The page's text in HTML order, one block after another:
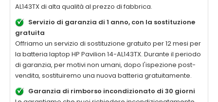
AL143TXdi alta qualità al prezzo di fabbrica.
Servizio di garanzia di 1 anno, con la sostituzione
gratuita
Offriamo un servizio di sostituzione gratuito per 12 mesi per
la batteria laptop HP Pavilion 14-AL143TX. Durante il periodo
di garanzia, per motivi non umani, dopo l'ispezione post-
vendita, sostituiremo una nuova batteria gratuitamente.
Garanzia di rimborso incondizionato di 30 giorni